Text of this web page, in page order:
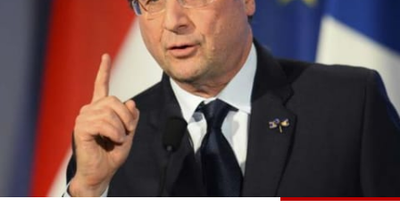
كأس العالم
البرامج